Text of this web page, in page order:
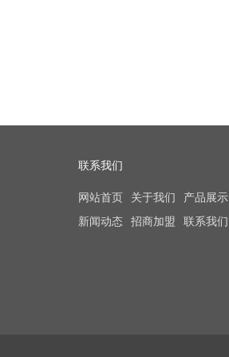
联系我们
网站首页 关于我们 产品展示
新闻动态 招商加盟 联系我们